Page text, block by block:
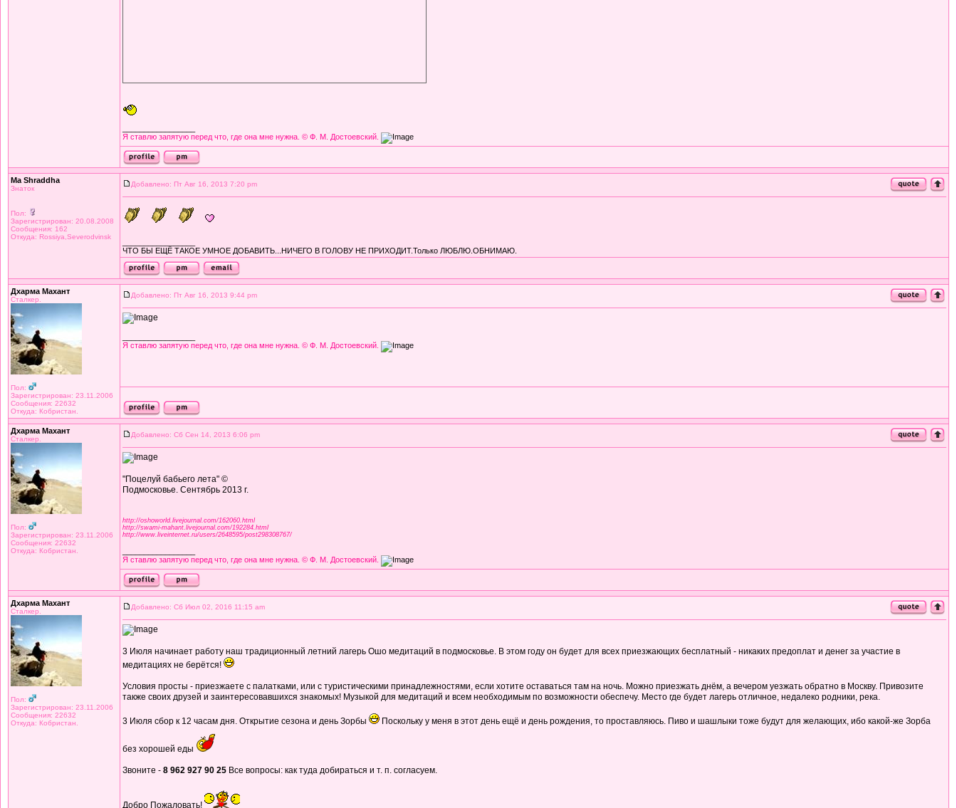
Я ставлю запятую перед что, где она мне нужна. © Ф. М. Достоевский.
Ma Shraddha
Знаток
Пол:
Зарегистрирован: 20.08.2008
Сообщения: 162
Откуда: Rossiya,Severodvinsk
Добавлено: Пт Авг 16, 2013 7:20 pm
ЧТО БЫ ЕЩЁ ТАКОЕ УМНОЕ ДОБАВИТЬ...НИЧЕГО В ГОЛОВУ НЕ ПРИХОДИТ.Только ЛЮБЛЮ.ОБНИМАЮ.
Дхарма Махант
Сталкер.
Пол:
Зарегистрирован: 23.11.2006
Сообщения: 22632
Откуда: Кобристан.
Добавлено: Пт Авг 16, 2013 9:44 pm
Я ставлю запятую перед что, где она мне нужна. © Ф. М. Достоевский.
Дхарма Махант
Сталкер.
Пол:
Зарегистрирован: 23.11.2006
Сообщения: 22632
Откуда: Кобристан.
Добавлено: Сб Сен 14, 2013 6:06 pm
"Поцелуй бабьего лета" ©
Подмосковье. Сентябрь 2013 г.
http://oshoworld.livejournal.com/162060.html
http://swami-mahant.livejournal.com/192284.html
http://www.liveinternet.ru/users/2648595/post298308767/
Я ставлю запятую перед что, где она мне нужна. © Ф. М. Достоевский.
Дхарма Махант
Сталкер.
Пол:
Зарегистрирован: 23.11.2006
Сообщения: 22632
Откуда: Кобристан.
Добавлено: Сб Июл 02, 2016 11:15 am
3 Июля начинает работу наш традиционный летний лагерь Ошо медитаций в подмосковье. В этом году он будет для всех приезжающих бесплатный - никаких предоплат и денег за участие в
медитациях не берётся!
Условия просты - приезжаете с палатками, или с туристическими принадлежностями, если хотите оставаться там на ночь. Можно приезжать днём, а вечером уезжать обратно в Москву. Привозите
также своих друзей и заинтересовавшихся знакомых! Музыкой для медитаций и всем необходимым по возможности обеспечу. Место где будет лагерь отличное, недалеко родники, река.
3 Июля сбор к 12 часам дня. Открытие сезона и день Зорбы Поскольку у меня в этот день ещё и день рождения, то проставляюсь. Пиво и шашлыки тоже будут для желающих, ибо какой-же Зорба
без хорошей еды
Звоните - 8 962 927 90 25 Все вопросы: как туда добираться и т. п. согласуем.
Добро Пожаловать!